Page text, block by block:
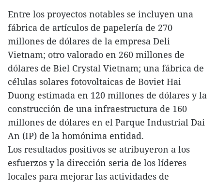
Entre los proyectos notables se incluyen una
fábrica de artículos de papelería de 270
millones de dólares de la empresa Deli
Vietnam; otro valorado en 260 millones de
dólares de Biel Crystal Vietnam; una fábrica de
células solares fotovoltaicas de Boviet Hai
Duong estimada en 120 millones de dólares y la
construcción de una infraestructura de 160
millones de dólares en el Parque Industrial Dai
An (IP) de la homónima entidad.
Los resultados positivos se atribuyeron a los
esfuerzos y la dirección seria de los líderes
locales para mejorar las actividades de